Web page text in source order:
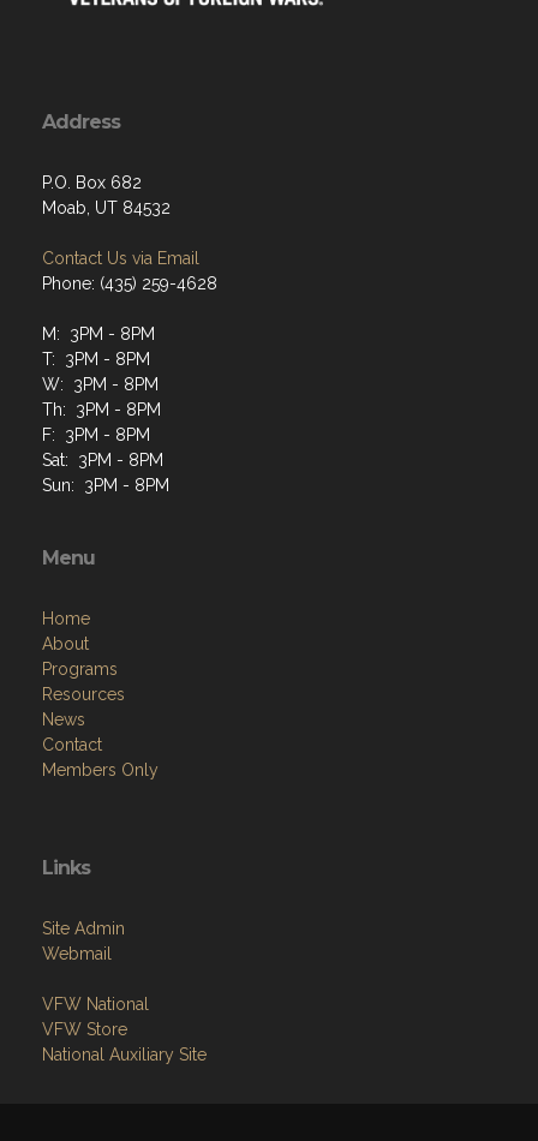
Address
P.O. Box 682
Moab, UT 84532
Contact Us via Email
Phone: (435) 259-4628
M: 3PM - 8PM
T: 3PM - 8PM
W: 3PM - 8PM
Th: 3PM - 8PM
F: 3PM - 8PM
Sat: 3PM - 8PM
Sun: 3PM - 8PM
Menu
Home
About
Programs
Resources
News
Contact
Members Only
Links
Site Admin
Webmail
VFW National
VFW Store
National Auxiliary Site